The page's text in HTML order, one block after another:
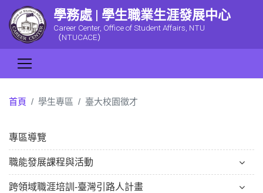
學務處 | 學生職業生涯發展中心
Career Center, Office of Student Affairs, NTU
（NTUCACE）
首頁 學生專區 臺大校園徵才
專區導覽
職能發展課程與活動
跨領域職涯培訓-臺灣引路人計畫